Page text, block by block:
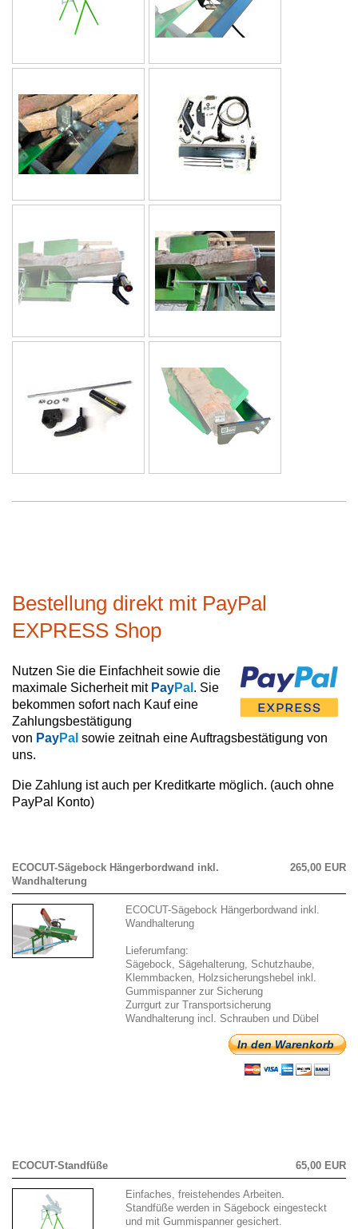
Bestellung direkt mit PayPal
EXPRESS Shop
Nutzen Sie die Einfachheit sowie die
maximale Sicherheit mit PayPal . Sie
bekommen sofort nach Kauf eine
Zahlungsbestätigung
von PayPal sowie zeitnah eine Auftragsbestätigung von
uns.
Die Zahlung ist auch per Kreditkarte möglich. (auch ohne
PayPal Konto)
ECOCUT-Sägebock Hängerbordwand inkl.
Wandhalterung
265,00 EUR
ECOCUT-Sägebock Hängerbordwand inkl.
Wandhalterung
Lieferumfang:
Sägebock, Sägehalterung, Schutzhaube,
Klemmbacken, Holzsicherungshebel inkl.
Gummispanner zur Sicherung
Zurrgurt zur Transportsicherung
Wandhalterung incl. Schrauben und Dübel
In den Warenkorb
ECOCUT-Standfüße 65,00 EUR
Einfaches, freistehendes Arbeiten.
Standfüße werden in Sägebock eingesteckt
und mit Gummispanner gesichert.